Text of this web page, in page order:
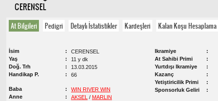
CERENSEL
At Bilgileri Pedigri Detaylı İstatistikler Kardeşleri Kalan Koşu Hesaplama
İsim
CERENSEL
Yaş
11 y dk
Doğ. Trh
13.03.2015
Handikap P.
66
Baba
WIN RIVER WIN
Anne
AKSEL / MARLIN
Ikramiye
At Sahibi Primi
Yurtdışı Ikramiye
Kazanç
Yetiştiricilik Primi
Sponsorluk Geliri